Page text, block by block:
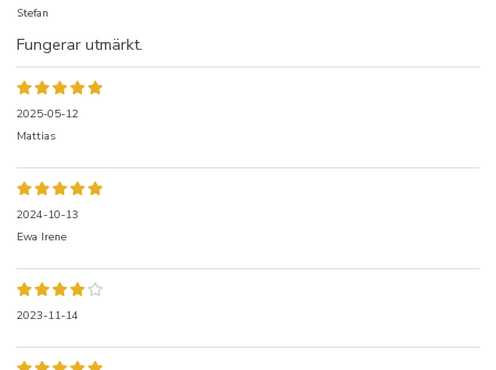
Stefan
Fungerar utmärkt.
2025-05-12
Mattias
2024-10-13
Ewa Irene
2023-11-14